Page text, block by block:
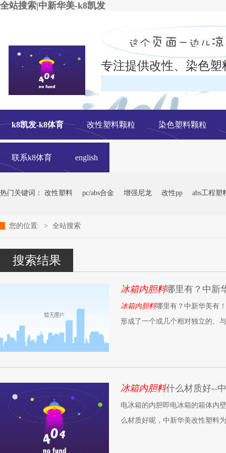
全站搜索|中新华美-k8凯发
改性塑料颗粒、染色塑料颗粒生产厂家---- 青岛中新华美塑料有限公司
专注提供改性、染色
k8凯发-k8体育 改性塑料颗粒 染色塑料颗粒
联系k8体育 english
热门关键词： 改性塑料 pc/abs合金 增强尼龙 改性pp abs工程塑
您的位置: > 全站搜索
搜索结果
冰箱内胆料哪里有？中新
冰箱内胆料哪里有？中新华美有
形成了一个或几个相对独立的、
冰箱内胆料什么材质好--
电冰箱的内胆即电冰箱的箱体内
么材质好呢，中新华美改性塑料